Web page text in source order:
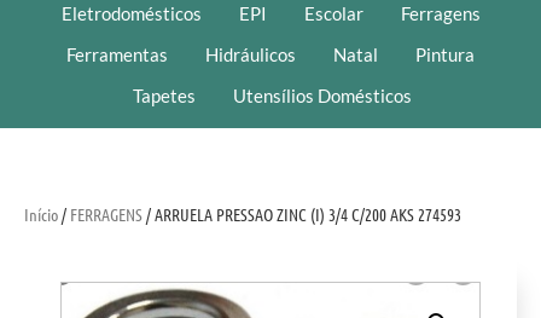
Eletrodomésticos
EPI Escolar
Ferragens
Ferramentas
Hidráulicos Natal
Pintura
Tapetes
Utensílios Domésticos
Início/ FERRAGENS/ ARRUELA PRESSAO ZINC (I) 3/4 C/200 AKS 274593